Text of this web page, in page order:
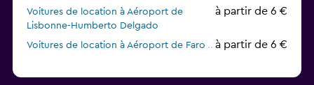
Voitures de location à Aéroport de
Lisbonne-Humberto Delgado
à partir de 6 €
Voitures de location à Aéroport de Faro à partir de 6 €